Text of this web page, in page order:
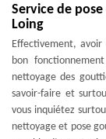
Service de
Loing
Effectivement,
bon
nettoyage des
savoir-faire et
vous inquiétez
nettoyage et pose